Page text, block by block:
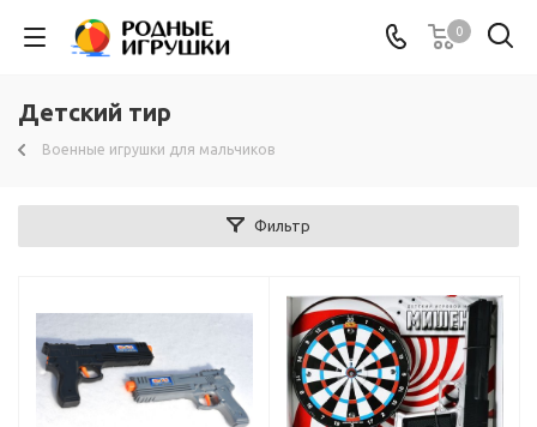
0
Детский тир
Военные игрушки для мальчиков
Фильтр